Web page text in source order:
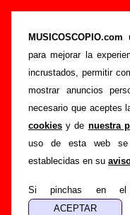
para mejorar la
incrustados, permitir
mostrar anuncios
necesario que aceptes
cookies y de nuestra
uso de esta web se
establecidas en su
Si pinchas en el
“Serpientes”,
e información)
Portada >Futuro Terror
Esta página pretende
sobre lacanción
Terror. Además de su
sobre el autor o los
incluido este tema,
tienes información
esta información.